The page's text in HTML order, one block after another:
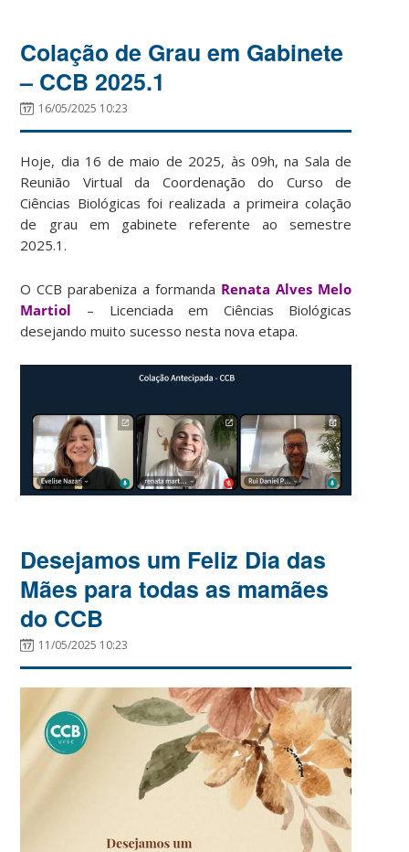
Colação de Grau em Gabinete
– CCB 2025.1
16/05/2025 10:23
Hoje, dia 16 de maio de 2025, às 09h, na Sala de
Reunião Virtual da Coordenação do Curso de
Ciências Biológicas foi realizada a primeira colação
de grau em gabinete referente ao semestre
2025.1.
O CCB parabeniza a formanda Renata Alves Melo
Martiol – Licenciada em Ciências Biológicas
desejando muito sucesso nesta nova etapa.
Desejamos um Feliz Dia das
Mães para todas as mamães
do CCB
11/05/2025 10:23